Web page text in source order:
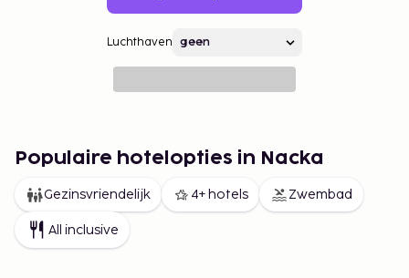
Luchthaven
Populaire hotelopties in Nacka
Gezinsvriendelijk 4+ hotels Zwembad
All inclusive